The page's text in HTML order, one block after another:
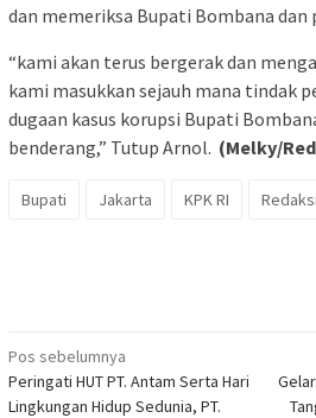
dan memeriksa Bupati Bombana
“kami akan terus bergerak dan
kami masukkan sejauh mana tindak
dugaan kasus korupsi Bupati
benderang,” Tutup Arnol. (Melky/
Bupati Jakarta KPK RI Redaksi
Navigasi
pos
Pos sebelumnya
Peringati HUT PT. Antam Serta Hari
Lingkungan Hidup Sedunia, PT.